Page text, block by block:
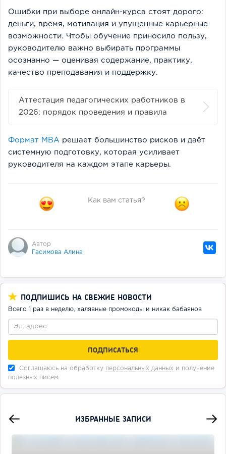
Ошибки при выборе онлайн-курса стоят дорого:
деньги, время, мотивация и упущенные карьерные
возможности. Чтобы обучение приносило пользу,
руководителю важно выбирать программы
осознанно — оценивая содержание, практику,
качество преподавания и поддержку.
Аттестация педагогических работников в
2026: порядок проведения и правила
Формат MBA решает большинство рисков и даёт
системную подготовку, которая усиливает
руководителя на каждом этапе карьеры.
Как вам статья?
Автор
Гасимова Алина
ПОДПИШИСЬ НА СВЕЖИЕ НОВОСТИ
Всего 1 раз в неделю, халявные промокоды и никак бабаянов
Соглашаюсь на обработку персональных данных и получение
полезных писем.
ИЗБРАННЫЕ ЗАПИСИ